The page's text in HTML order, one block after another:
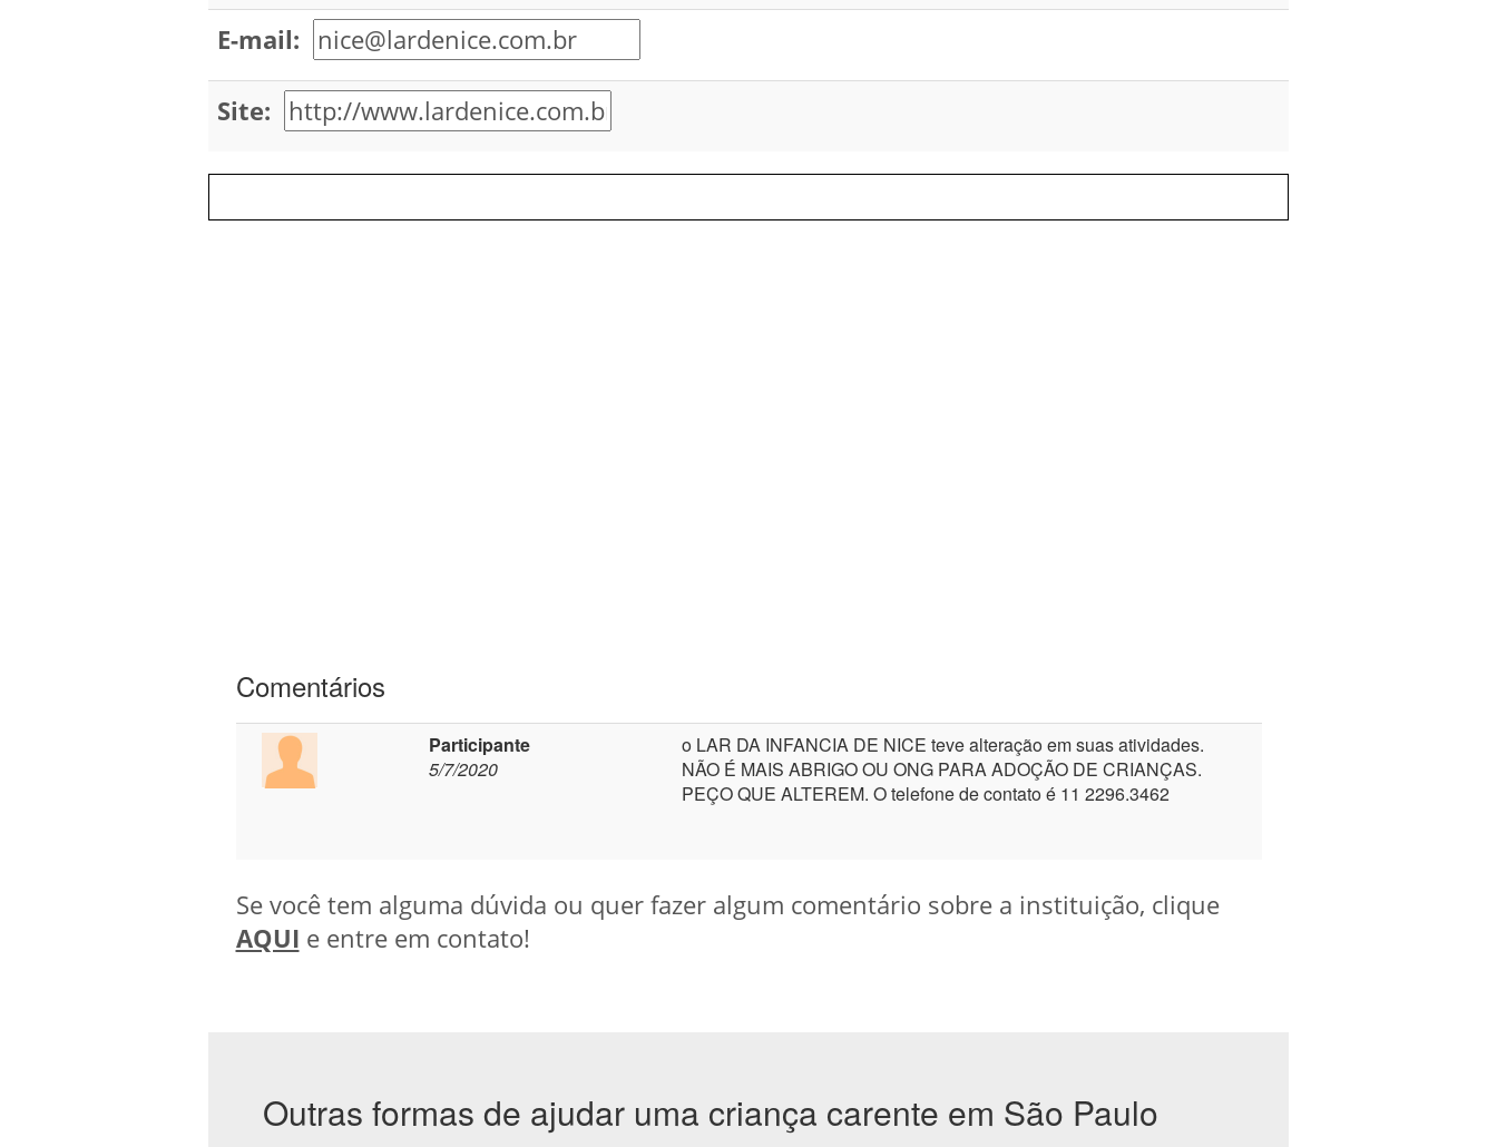
E-mail:
Site:
Comentários
Participante
5/7/2020
o LAR DA INFANCIA DE NICE teve alteração em suas atividades.
NÃO É MAIS ABRIGO OU ONG PARA ADOÇÃO DE CRIANÇAS.
PEÇO QUE ALTEREM. O telefone de contato é 11 2296.3462
Se você tem alguma dúvida ou quer fazer algum comentário sobre a instituição, clique
AQUI e entre em contato!
Outras formas de ajudar uma criança carente em São Paulo